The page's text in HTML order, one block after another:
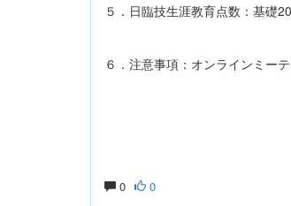
５．日臨技生涯教育点数：基礎
６．注意事項：オンラインミー
0 0